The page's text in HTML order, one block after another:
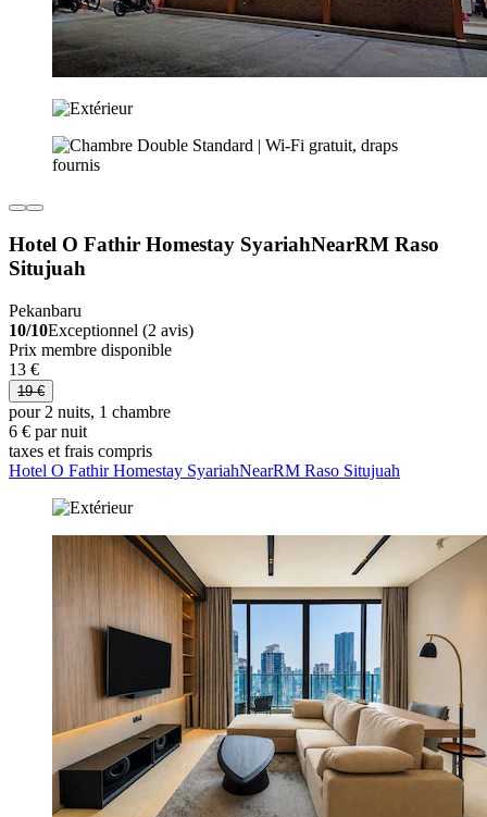
Hotel O Fathir Homestay SyariahNearRM Raso
Situjuah
Pekanbaru
10/10Exceptionnel (2 avis)
Prix membre disponible
13 €
19 €
pour 2 nuits, 1 chambre
6 € par nuit
taxes et frais compris
Hotel O Fathir Homestay SyariahNearRM Raso Situjuah